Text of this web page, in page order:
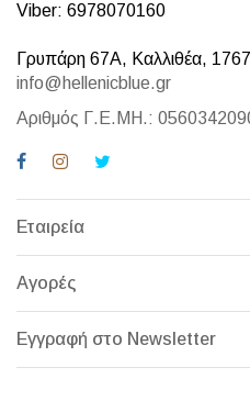
Viber: 6978070160
Γρυπάρη 67Α, Καλλιθέα,
info@hellenicblue.gr
Αριθμός Γ.Ε.ΜΗ.:
Εταιρεία
Αγορές
Εγγραφή στο Newsletter